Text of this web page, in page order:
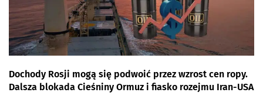
Dochody Rosji mogą się podwoić przez wzrost cen ropy.
Dalsza blokada Cieśniny Ormuz i fiasko rozejmu Iran-USA